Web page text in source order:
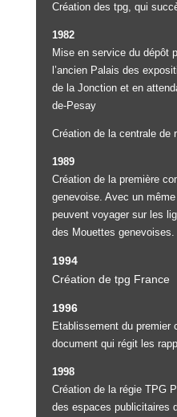
Création des tpg, qui
1982
Mise en service du dépôt
l’ancien Palais des
de la Jonction et en
de-Pesay
Création de la centrale de
1989
Création de la première
genevoise. Avec un
peuvent voyager sur les
des Mouettes genevoises.
1994
Création de tpg France
1996
Etablissement du premier
document qui régit les
1998
Création de la régie TPG
des espaces publicitaires